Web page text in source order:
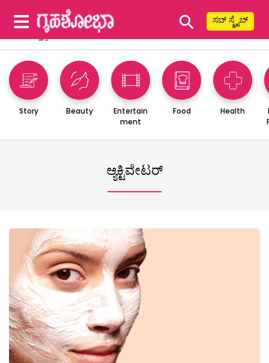
⚲ ಸಬ್ ಸ್ಕ್ರೈಬ್
Story Beauty
Entertain
ment
Food Health
ಆ್ಯಕ್ಟಿವೇಟರ್